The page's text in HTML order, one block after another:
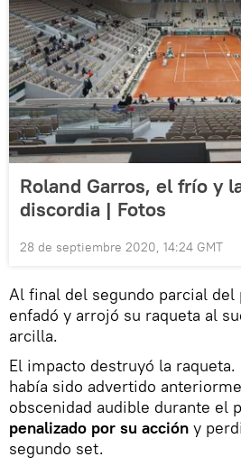
Roland Garros, el frío y
discordia | Fotos
28 de septiembre 2020, 14:24 GMT
Al final del segundo parcial del
enfadó y arrojó su raqueta al
arcilla.
​El impacto destruyó la
había sido advertido
obscenidad audible durante el
penalizado por su acción y
segundo set.